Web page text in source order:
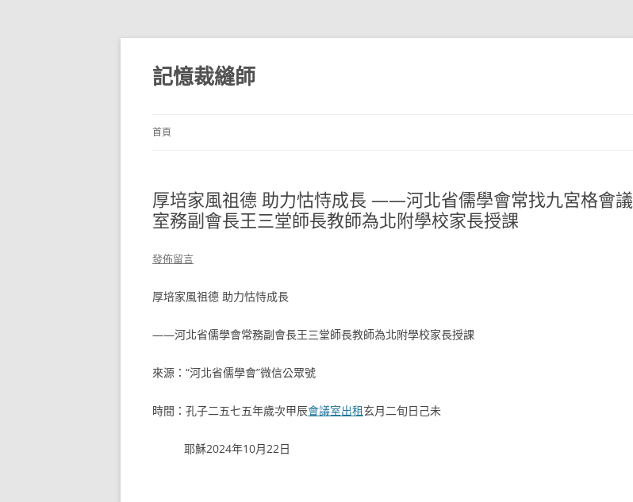
跳
主
要
內
記憶裁縫師
首頁
厚培家風祖德 助力怙恃成長 ——河北省儒學會常找九宮格會議
室務副會長王三堂師長教師為北附學校家長授課
發佈留言
厚培家風祖德 助力怙恃成長
——河北省儒學會常務副會長王三堂師長教師為北附學校家長授課
來源：“河北省儒學會”微信公眾號
時間：孔子二五七五年歲次甲辰會議室出租玄月二旬日己未
耶穌2024年10月22日